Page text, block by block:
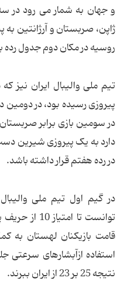
و جهان به شمار می رود در
ژاپن، صربستان و آرژانتین
روسیه در مکان دوم جدول رده
تیم ملی والیبال ایران نیز
پیروزی رسیده بود، در دومین
در سومین بازی برابر صربستان
دارد به یک پیروزی شیرین دست
در رده هفتم قرار داشته باشد.
در گیم اول تیم ملی
توانست تا
قامت بازیکنان لهستان به
استفاده ازآبشارهای سرعتی
نتیجه 25 بر 23 از ایران ببرند.